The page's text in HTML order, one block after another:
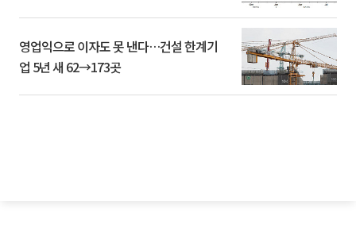
영업익으로 이자도 못 낸다…건설 한계기
업 5년 새 62→173곳